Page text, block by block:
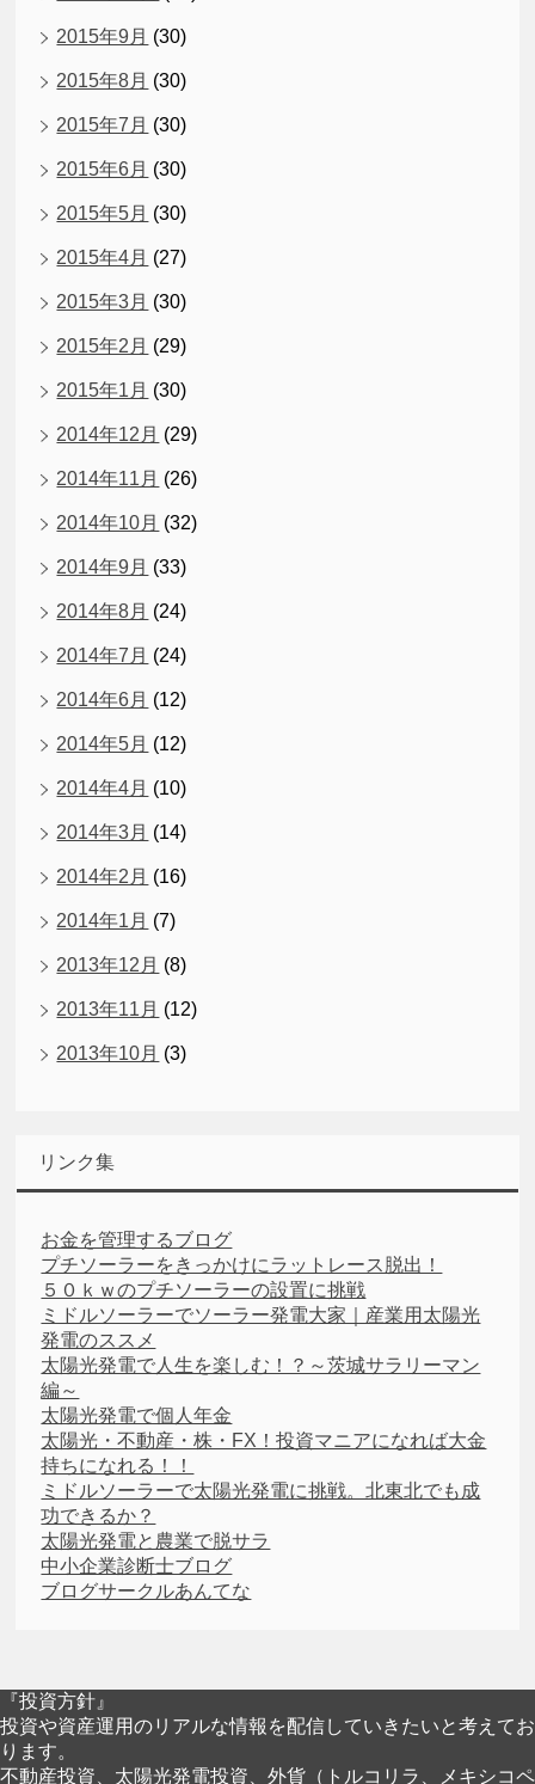
2015年9月 (30)
2015年8月 (30)
2015年7月 (30)
2015年6月 (30)
2015年5月 (30)
2015年4月 (27)
2015年3月 (30)
2015年2月 (29)
2015年1月 (30)
2014年12月 (29)
2014年11月 (26)
2014年10月 (32)
2014年9月 (33)
2014年8月 (24)
2014年7月 (24)
2014年6月 (12)
2014年5月 (12)
2014年4月 (10)
2014年3月 (14)
2014年2月 (16)
2014年1月 (7)
2013年12月 (8)
2013年11月 (12)
2013年10月 (3)
リンク集
お金を管理するブログ
プチソーラーをきっかけにラットレース脱出！
５０ｋｗのプチソーラーの設置に挑戦
ミドルソーラーでソーラー発電大家｜産業用太陽光
発電のススメ
太陽光発電で人生を楽しむ！？～茨城サラリーマン
編～
太陽光発電で個人年金
太陽光・不動産・株・FX！投資マニアになれば大金
持ちになれる！！
ミドルソーラーで太陽光発電に挑戦。北東北でも成
功できるか？
太陽光発電と農業で脱サラ
中小企業診断士ブログ
ブログサークルあんてな
『投資方針』
投資や資産運用のリアルな情報を配信していきたいと考えてお
ります。
不動産投資、太陽光発電投資、外貨（トルコリラ、メキシコペ